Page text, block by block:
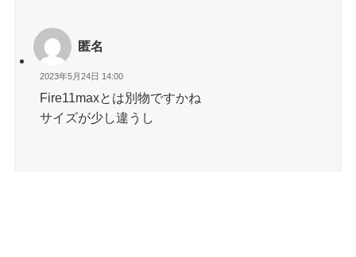
匿名
2023年5月24日 14:00
Fire11maxとは別物ですかね
サイズが少し違うし